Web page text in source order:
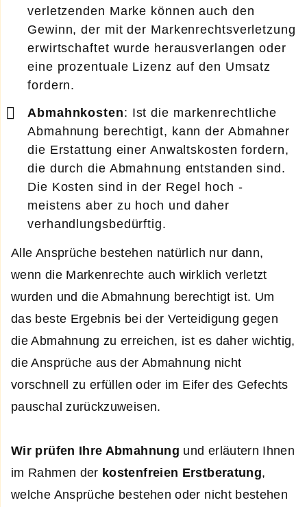
verletzenden Marke können auch den
Gewinn, der mit der Markenrechtsverletzung
erwirtschaftet wurde herausverlangen oder
eine prozentuale Lizenz auf den Umsatz
fordern.
Abmahnkosten: Ist die markenrechtliche
Abmahnung berechtigt, kann der Abmahner
die Erstattung einer Anwaltskosten fordern,
die durch die Abmahnung entstanden sind.
Die Kosten sind in der Regel hoch -
meistens aber zu hoch und daher
verhandlungsbedürftig.
Alle Ansprüche bestehen natürlich nur dann,
wenn die Markenrechte auch wirklich verletzt
wurden und die Abmahnung berechtigt ist. Um
das beste Ergebnis bei der Verteidigung gegen
die Abmahnung zu erreichen, ist es daher wichtig,
die Ansprüche aus der Abmahnung nicht
vorschnell zu erfüllen oder im Eifer des Gefechts
pauschal zurückzuweisen.
Wir prüfen Ihre Abmahnung und erläutern Ihnen
im Rahmen der kostenfreien Erstberatung,
welche Ansprüche bestehen oder nicht bestehen